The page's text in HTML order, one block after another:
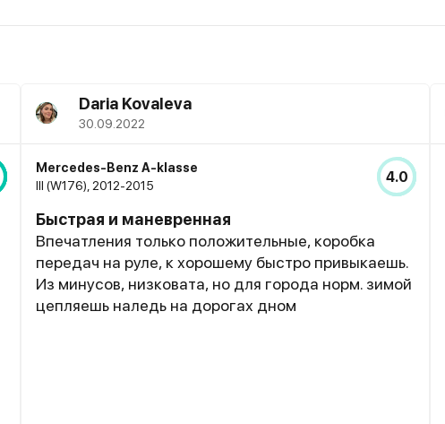
Daria Kovaleva
30.09.2022
Mercedes-Benz A-klasse
III (W176), 2012-2015
4.0
Быстрая и маневренная
Впечатления только положительные, коробка
передач на руле, к хорошему быстро привыкаешь.
Из минусов, низковата, но для города норм. зимой
цепляешь наледь на дорогах дном